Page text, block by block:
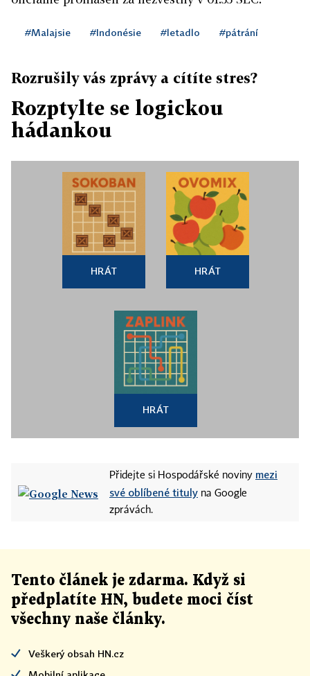
#Malajsie #Indonésie #letadlo #pátrání
Rozrušily vás zprávy a cítíte stres?
Rozptylte se logickou
hádankou
HRÁT HRÁT
HRÁT
Přidejte si Hospodářské noviny mezi
své oblíbené tituly na Google
zprávách.
Tento článek je zdarma. Když si
předplatíte HN, budete moci číst
všechny naše články.
Veškerý obsah HN.cz